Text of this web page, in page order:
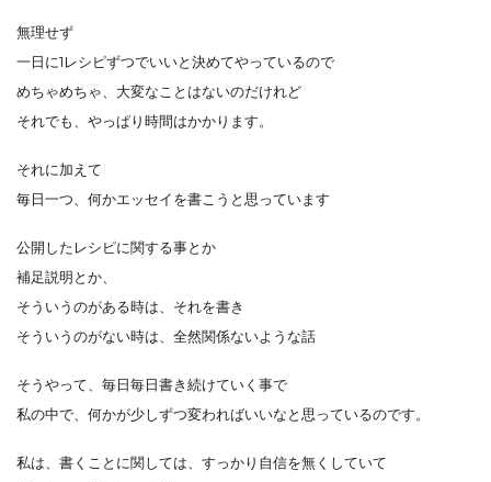
無理せず
一日に1レシピずつでいいと決めてやっているので
めちゃめちゃ、大変なことはないのだけれど
それでも、やっぱり時間はかかります。
それに加えて
毎日一つ、何かエッセイを書こうと思っています
公開したレシピに関する事とか
補足説明とか、
そういうのがある時は、それを書き
そういうのがない時は、全然関係ないような話
そうやって、毎日毎日書き続けていく事で
私の中で、何かが少しずつ変わればいいなと思っているのです。
私は、書くことに関しては、すっかり自信を無くしていて